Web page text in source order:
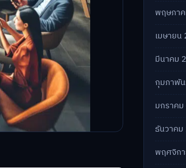
พฤษภา
เมษาย
มีนาคม
กุมภาพั
มกราค
ธันวาค
พฤศจิก